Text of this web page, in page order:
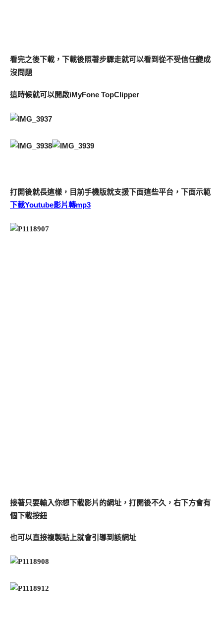
看完之後下載，下載後照著步驟走就可以看到從不受信任變成
沒問題
這時候就可以開啟iMyFone TopClipper
打開後就長這樣，目前手機版就支援下面這些平台，下面示範
下載Youtube影片轉mp3
接著只要輸入你想下載影片的網址，打開後不久，右下方會有
個下載按鈕
也可以直接複製貼上就會引導到該網址